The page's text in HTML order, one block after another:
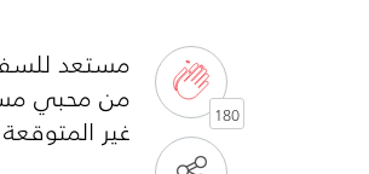
180
مستعد
من محبي
غير